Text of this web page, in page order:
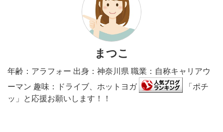
まつこ
年齢：アラフォー 出身：神奈川県 職業：自称キャリアウ
ーマン 趣味：ドライブ、ホットヨガ
「ポチ
ッ」と応援お願いします！！